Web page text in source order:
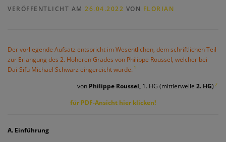
VERÖFFENTLICHT AM 26.04.2022 VON FLORIAN
Der vorliegende Aufsatz entspricht im Wesentlichen, dem schriftlichen Teil
zur Erlangung des 2. Höheren Grades von Philippe Roussel, welcher bei
Dai-Sifu Michael Schwarz eingereicht wurde. 1
von Philippe Roussel, 1. HG (mittlerweile 2. HG) 2
für PDF-Ansicht hier klicken!
A. Einführung